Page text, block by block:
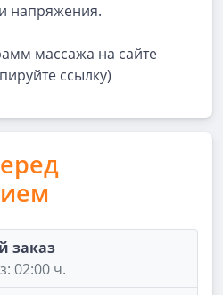
напряжения.
массажа на сайте
ссылку)
заказ
02:00 ч.